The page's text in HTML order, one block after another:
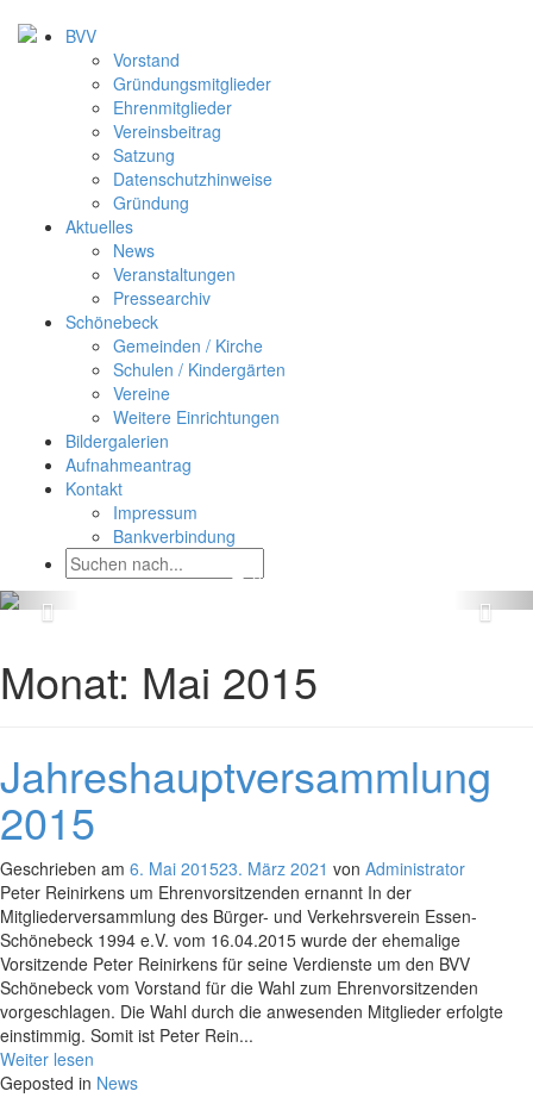
BVV
Vorstand
Gründungsmitglieder
Ehrenmitglieder
Vereinsbeitrag
Satzung
Datenschutzhinweise
Gründung
Aktuelles
News
Veranstaltungen
Pressearchiv
Schönebeck
Gemeinden / Kirche
Schulen / Kindergärten
Vereine
Weitere Einrichtungen
Bildergalerien
Aufnahmeantrag
Kontakt
Impressum
Bankverbindung
Monat: Mai 2015
Jahreshauptversammlung
2015
Geschrieben am 6. Mai 201523. März 2021 von Administrator
Peter Reinirkens um Ehrenvorsitzenden ernannt In der
Mitgliederversammlung des Bürger- und Verkehrsverein Essen-
Schönebeck 1994 e.V. vom 16.04.2015 wurde der ehemalige
Vorsitzende Peter Reinirkens für seine Verdienste um den BVV
Schönebeck vom Vorstand für die Wahl zum Ehrenvorsitzenden
vorgeschlagen. Die Wahl durch die anwesenden Mitglieder erfolgte
einstimmig. Somit ist Peter Rein...
Weiter lesen
Geposted in News